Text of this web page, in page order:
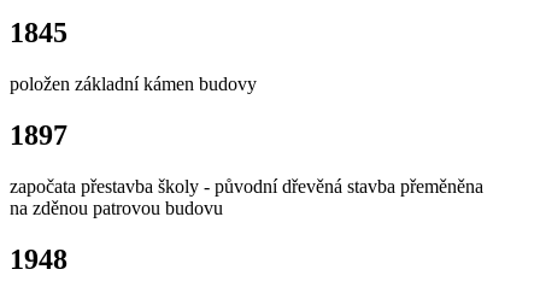
1845
položen základní kámen budovy
1897
započata přestavba školy - původní dřevěná stavba přeměněna
na zděnou patrovou budovu
1948